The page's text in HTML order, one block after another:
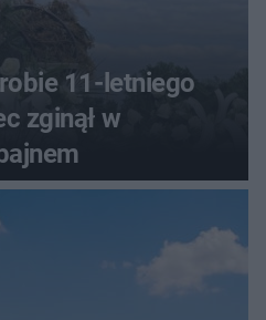
11-letniego
zginął w